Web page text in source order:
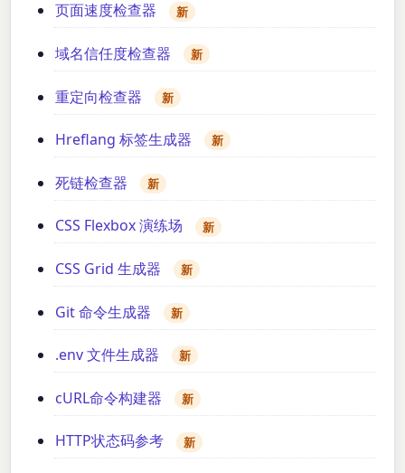
页面速度检查器 新
域名信任度检查器 新
重定向检查器 新
Hreflang 标签生成器 新
死链检查器 新
CSS Flexbox 演练场 新
CSS Grid 生成器 新
Git 命令生成器 新
.env 文件生成器 新
cURL命令构建器 新
HTTP状态码参考 新